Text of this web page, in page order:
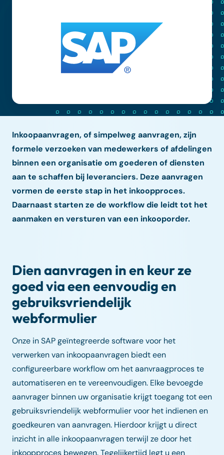
Inkoopaanvragen, of simpelweg aanvragen, zijn
formele verzoeken van medewerkers of afdelingen
binnen een organisatie om goederen of diensten
aan te schaffen bij leveranciers. Deze aanvragen
vormen de eerste stap in het inkoopproces.
Daarnaast starten ze de workflow die leidt tot het
aanmaken en versturen van een inkooporder.
Dien aanvragen in en keur ze
goed via een eenvoudig en
gebruiksvriendelijk
webformulier
Onze in SAP geïntegreerde software voor het
verwerken van inkoopaanvragen biedt een
configureerbare workflow om het aanvraagproces te
automatiseren en te vereenvoudigen. Elke bevoegde
aanvrager binnen uw organisatie krijgt toegang tot een
gebruiksvriendelijk webformulier voor het indienen en
goedkeuren van aanvragen. Hierdoor krijgt u direct
inzicht in alle inkoopaanvragen terwijl ze door het
inkoopproces bewegen. Tegelijkertijd legt u een